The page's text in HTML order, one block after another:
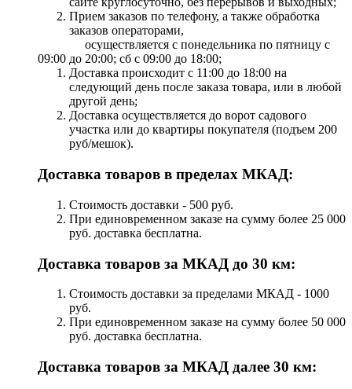
Прием заказов по телефону, а также обработка
заказов операторами,
осуществляется с понедельника по пятницу с
09:00 до 20:00; сб с 09:00 до 18:00;
Доставка происходит с 11:00 до 18:00 на
следующий день после заказа товара, или в любой
другой день;
Доставка осуществляется до ворот садового
участка или до квартиры покупателя (подъем 200
руб/мешок).
Доставка товаров в пределах МКАД:
Стоимость доставки - 500 руб.
При единовременном заказе на сумму более 25 000
руб. доставка бесплатна.
Доставка товаров за МКАД до 30 км:
Стоимость доставки за пределами МКАД - 1000
руб.
При единовременном заказе на сумму более 50 000
руб. доставка бесплатна.
Доставка товаров за МКАД далее 30 км: